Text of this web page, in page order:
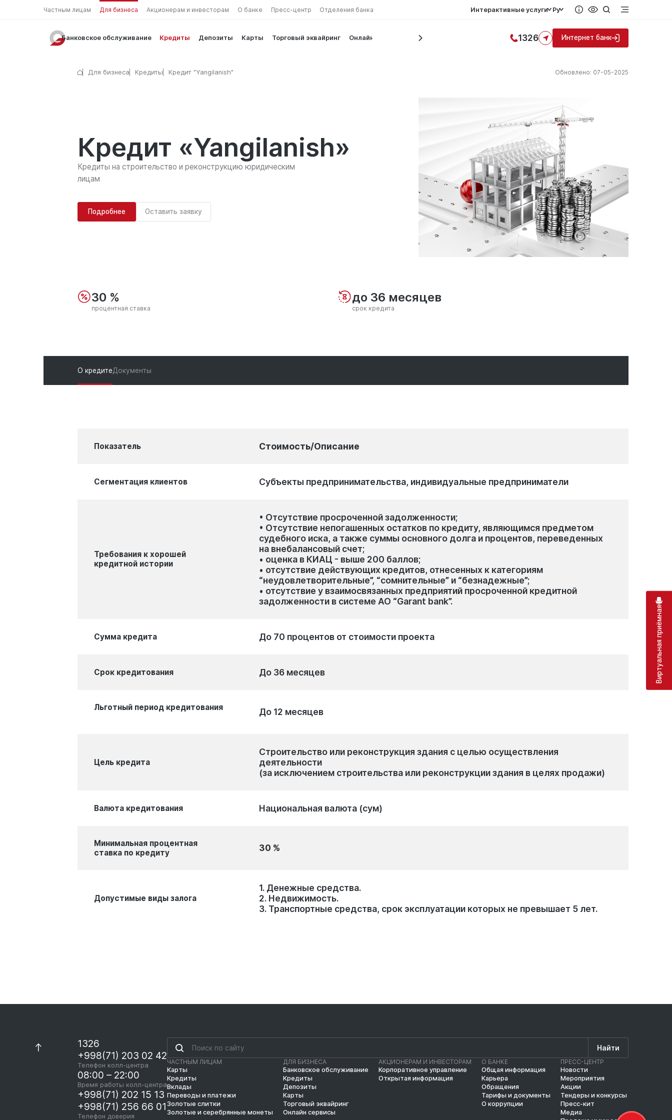
Частным лицам Для бизнеса Акционерам и инвесторам О банке Пресс-центр Отделения банка Интерактивные услуги Ру
Банковское обслуживание Кредиты Депозиты Карты Торговый эквайринг Онлайн сервисы 1326 Интернет банк
Для бизнеса Кредиты Кредит "Yangilanish" Обновлено: 07-05-2025
Кредит «Yangilanish»
Кредиты на строительство и реконструкцию юридическим
лицам
Подробнее Оставить заявку
30 %
процентная ставка
до 36 месяцев
срок кредита
О кредитеДокументы
Показатель Стоимость/Описание
Сегментация клиентов Субъекты предпринимательства, индивидуальные предприниматели
Требования к хорошей
кредитной истории
• Отсутствие просроченной задолженности;
• Отсутствие непогашенных остатков по кредиту, являющимся предметом
судебного иска, а также суммы основного долга и процентов, переведенных
на внебалансовый счет;
• оценка в КИАЦ - выше 200 баллов;
• отсутствие действующих кредитов, отнесенных к категориям
“неудовлетворительные”, “сомнительные” и “безнадежные”;
• отсутствие у взаимосвязанных предприятий просроченной кредитной
задолженности в системе АО “Garant bank”.
Сумма кредита До 70 процентов от стоимости проекта
Срок кредитования До 36 месяцев
Льготный период кредитования До 12 месяцев
Цель кредита
Строительство или реконструкция здания с целью осуществления
деятельности
(за исключением строительства или реконструкции здания в целях продажи)
Валюта кредитования Национальная валюта (сум)
Минимальная процентная
ставка по кредиту
30 %
Допустимые виды залога
1. Денежные средства.
2. Недвижимость.
3. Транспортные средства, срок эксплуатации которых не превышает 5 лет.
1326
+998(71) 203 02 42
Телефон колл-центра
08:00 – 22:00
Время работы колл-центра
+998(71) 202 15 13
+998(71) 256 66 01
Телефон доверия
Найти
ЧАСТНЫМ ЛИЦАМ
Карты
Кредиты
Вклады
Переводы и платежи
Золотые слитки
Золотые и серебрянные монеты
ДЛЯ БИЗНЕСА
Банковское обслуживание
Кредиты
Депозиты
Карты
Торговый эквайринг
Онлайн сервисы
АКЦИОНЕРАМ И ИНВЕСТОРАМ
Корпоративное управление
Открытая информация
О БАНКЕ
Общая информация
Карьера
Обращения
Тарифы и документы
О коррупции
ПРЕСС-ЦЕНТР
Новости
Мероприятия
Акции
Тендеры и конкурсы
Пресс-кит
Медиа
Виртуальная приёмная